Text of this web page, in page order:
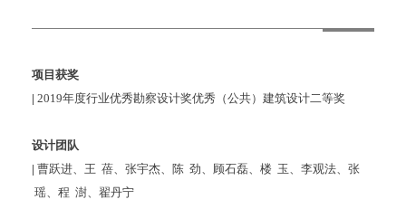
项目获奖
| 2019年度行业优秀勘察设计奖优秀（公共）建筑设计二等奖
设计团队
| 曹跃进、王 蓓、张宇杰、陈 劲、顾石磊、楼 玉、李观法、张
瑶、程 澍、翟丹宁